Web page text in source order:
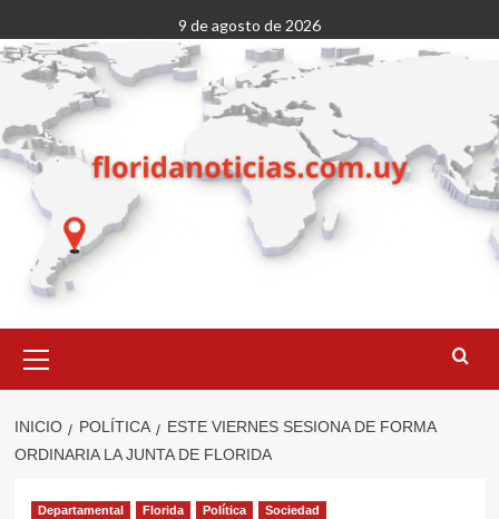
al
contenido
9 de agosto de 2026
primario
INICIO POLÍTICA
ESTE VIERNES SESIONA DE FORMA
ORDINARIA LA JUNTA DE FLORIDA
Departamental Florida Política Sociedad